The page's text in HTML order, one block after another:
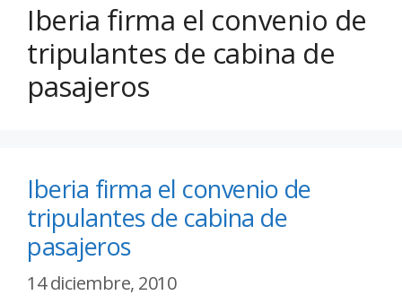
Iberia firma el convenio de
tripulantes de cabina de
pasajeros
Iberia firma el convenio de
tripulantes de cabina de
pasajeros
14 diciembre, 2010